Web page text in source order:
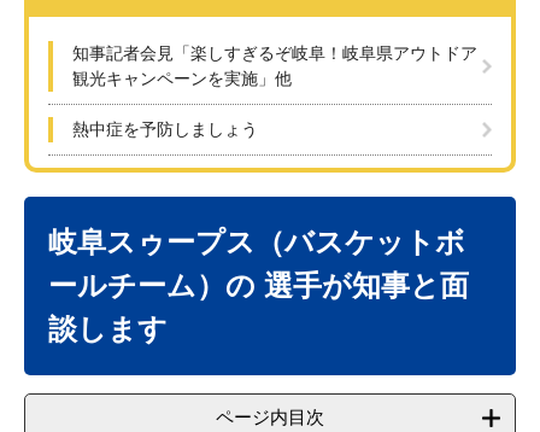
知事記者会見「楽しすぎるぞ岐阜！岐阜県アウトドア
観光キャンペーンを実施」他
熱中症を予防しましょう
岐阜スゥープス（バスケットボ
ールチーム）の 選手が知事と面
談します
ページ内目次